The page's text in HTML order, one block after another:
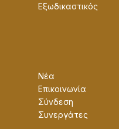
Εξωδικαστικός
Νέα
Επικοινωνία
Σύνδεση
Συνεργάτες